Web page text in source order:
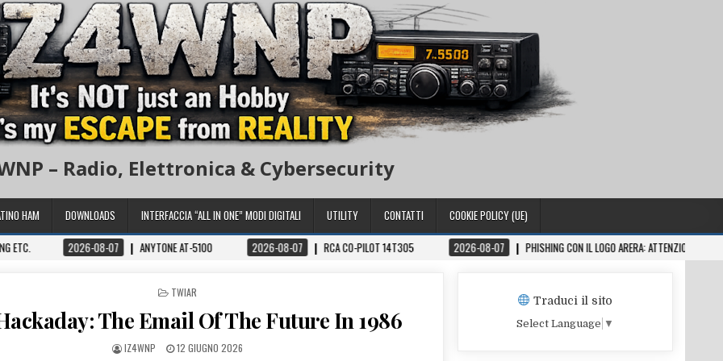
– Radio, Elettronica & Cybersecurity
HAM DOWNLOADS INTERFACCIA “ALL IN ONE” MODI DIGITALI UTILITY CONTATTI
COOKIE POLICY (UE)
ETC. 2026-08-07 ANYTONE AT-5100 2026-08-07 RCA CO-PILOT 14T305 2026-08-07 PHISHING CON IL LOGO ARERA: ATTENZIONE ALLE
POSTED IN
TWIAR
The Email Of The Future In 1986
IZ4WNP 12 GIUGNO 2026
Traduci il sito
Select Language ▼